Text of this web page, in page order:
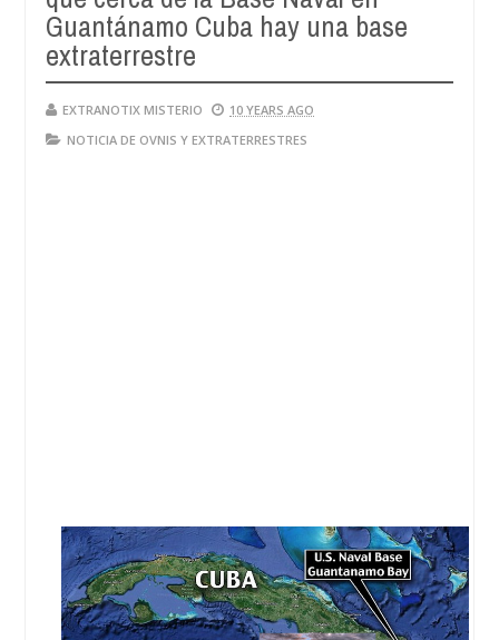
Guantánamo Cuba hay una base
extraterrestre
EXTRANOTIX MISTERIO
10 YEARS AGO
NOTICIA DE OVNIS Y EXTRATERRESTRES